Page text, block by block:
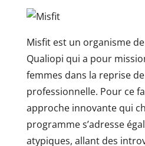
Misfit est un organisme
Qualiopi qui a pour
femmes dans la reprise
professionnelle. Pour ce
approche innovante qui
programme s’adresse
atypiques, allant des